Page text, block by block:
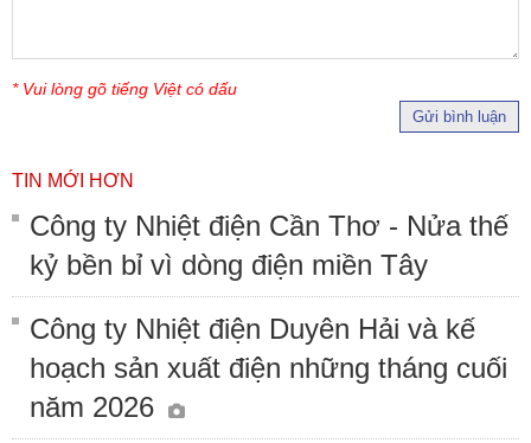
* Vui lòng gõ tiếng Việt có dấu
Gửi bình luận
TIN MỚI HƠN
Công ty Nhiệt điện Cần Thơ - Nửa thế
kỷ bền bỉ vì dòng điện miền Tây
Công ty Nhiệt điện Duyên Hải và kế
hoạch sản xuất điện những tháng cuối
năm 2026